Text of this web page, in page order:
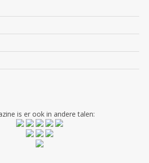
is er ook in andere talen: